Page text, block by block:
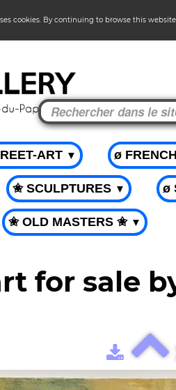
cookies. By continuing to browse this
ART ▼ ø
✬ SCULPTURES ▼ ø
✬ OLD MASTERS ✬ ▼
for sale